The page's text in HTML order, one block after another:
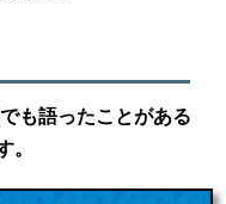
も語ったことがある
。